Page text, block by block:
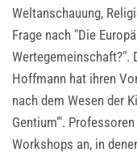
Weltanschauung,
Frage nach "Die
Wertegemeinschaft?".
Hoffmann hat ihren
nach dem Wesen der
Gentium‘".
Workshops an, in